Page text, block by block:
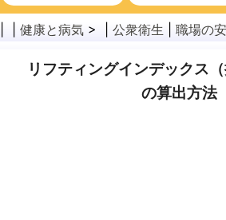
がん
公衆衛生
健康と病気 > | 公衆衛生 職場の
リフティングインデックス（
の算出方法